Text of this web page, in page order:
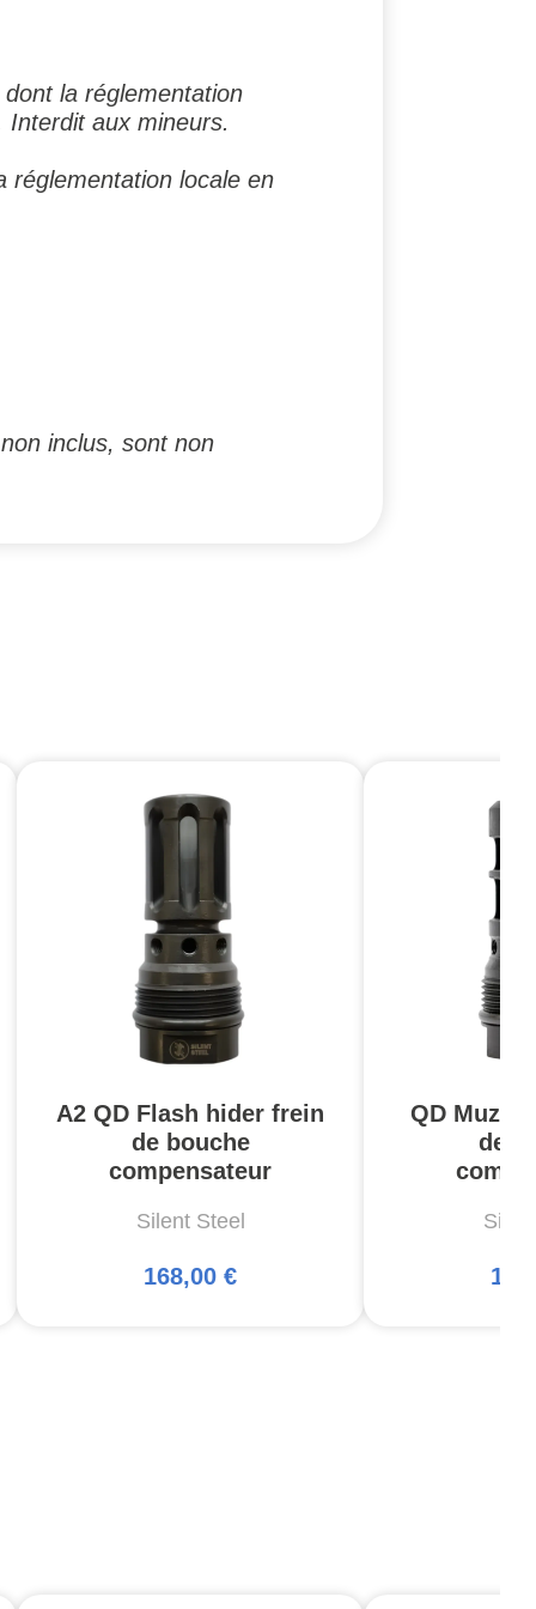
la réglementation
Interdit aux mineurs.
réglementation locale en
inclus, sont non
A2 QD Flash hider frein
de bouche
compensateur
Silent Steel
168,00 €
QD
de